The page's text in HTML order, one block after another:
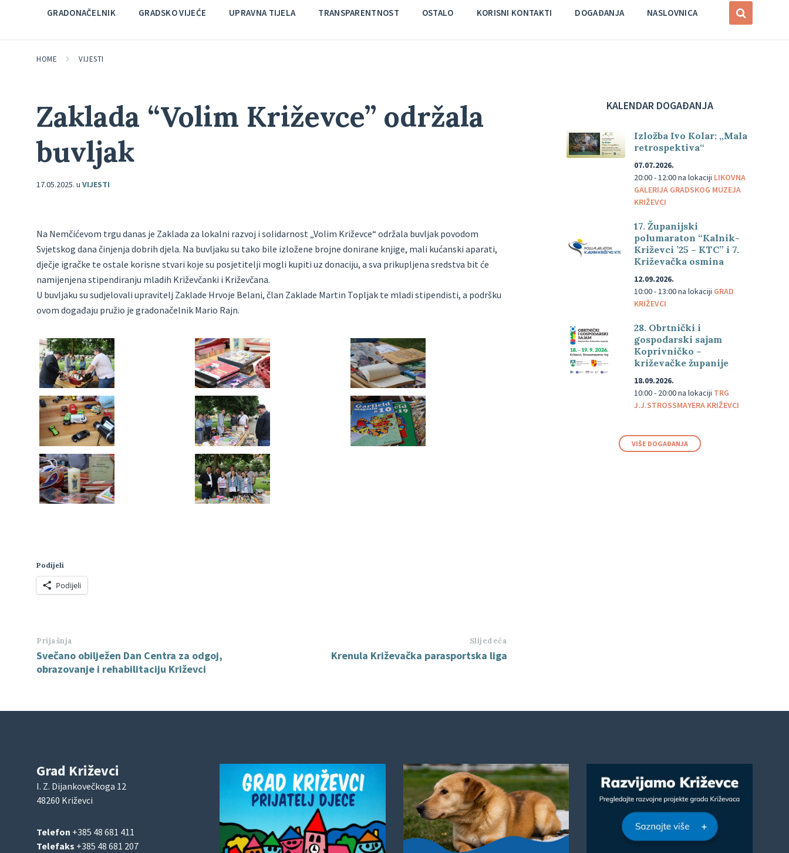
GRADONAČELNIK GRADSKO VIJEĆE UPRAVNA TIJELA TRANSPARENTNOST OSTALO KORISNI KONTAKTI DOGAĐANJA NASLOVNICA
HOME VIJESTI
Zaklada “Volim Križevce” održala
buvljak
17.05.2025. u VIJESTI
Na Nemčićevom trgu danas je Zaklada za lokalni razvoj i solidarnost „Volim Križevce“ održala buvljak povodom
Svjetskog dana činjenja dobrih djela. Na buvljaku su tako bile izložene brojne donirane knjige, mali kućanski aparati,
dječje igračke te ostale korisne stvari koje su posjetitelji mogli kupiti uz donaciju, a sva prikupljena sredstva bit će
namijenjena stipendiranju mladih Križevčanki i Križevčana.
U buvljaku su sudjelovali upravitelj Zaklade Hrvoje Belani, član Zaklade Martin Topljak te mladi stipendisti, a podršku
ovom događaju pružio je gradonačelnik Mario Rajn.
Podijeli
Podijeli
Prijašnja
Svečano obilježen Dan Centra za odgoj,
obrazovanje i rehabilitaciju Križevci
Slijedeća
Krenula Križevačka parasportska liga
KALENDAR DOGAĐANJA
Izložba Ivo Kolar: „Mala
retrospektiva“
07.07.2026.
20:00 - 12:00na lokaciji LIKOVNA
GALERIJA GRADSKOG MUZEJA
KRIŽEVCI
17. Županijski
polumaraton “Kalnik-
Križevci ’25 – KTC” i 7.
Križevačka osmina
12.09.2026.
10:00 - 13:00na lokaciji GRAD
KRIŽEVCI
28. Obrtnički i
gospodarski sajam
Koprivničko –
križevačke županije
18.09.2026.
10:00 - 20:00na lokaciji TRG
J.J.STROSSMAYERA KRIŽEVCI
VIŠE DOGAĐANJA
Grad Križevci
I. Z. Dijankovečkoga 12
48260 Križevci
Telefon +385 48 681 411
Telefaks +385 48 681 207